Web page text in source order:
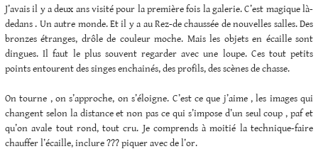
J’avais il y a deux ans visité pour la première fois la galerie. C’est magique là-
dedans . Un autre monde. Et il y a au Rez-de chaussée de nouvelles salles. Des
bronzes étranges, drôle de couleur moche. Mais les objets en écaille sont
dingues. Il faut le plus souvent regarder avec une loupe. Ces tout petits
points entourent des singes enchainés, des profils, des scènes de chasse.
On tourne , on s’approche, on s’éloigne. C’est ce que j’aime , les images qui
changent selon la distance et non pas ce qui s’impose d’un seul coup , paf et
qu’on avale tout rond, tout cru. Je comprends à moitié la technique-faire
chauffer l’écaille, inclure ??? piquer avec de l’or.